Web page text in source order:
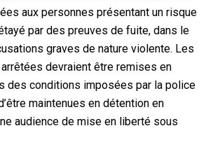
aux personnes présentant un risque
par des preuves de fuite, dans le
graves de nature violente. Les
devraient être remises en
des conditions imposées par la police
maintenues en détention en
audience de mise en liberté sous